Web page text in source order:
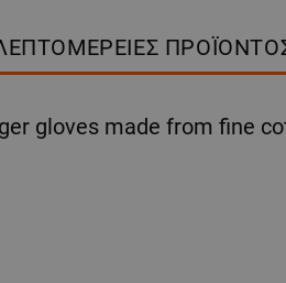
gloves made from fine